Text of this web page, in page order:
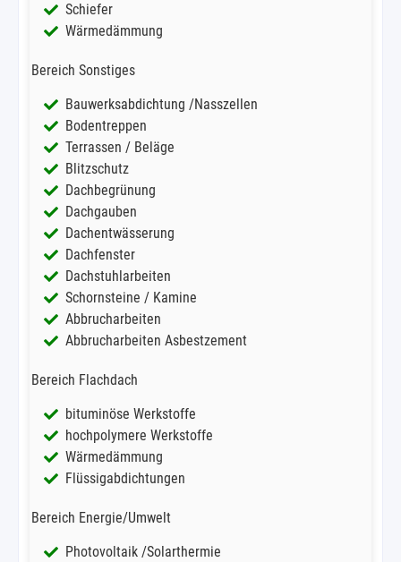
Schiefer
Wärmedämmung
Bereich Sonstiges
Bauwerksabdichtung /Nasszellen
Bodentreppen
Terrassen / Beläge
Blitzschutz
Dachbegrünung
Dachgauben
Dachentwässerung
Dachfenster
Dachstuhlarbeiten
Schornsteine / Kamine
Abbrucharbeiten
Abbrucharbeiten Asbestzement
Bereich Flachdach
bituminöse Werkstoffe
hochpolymere Werkstoffe
Wärmedämmung
Flüssigabdichtungen
Bereich Energie/Umwelt
Photovoltaik /Solarthermie